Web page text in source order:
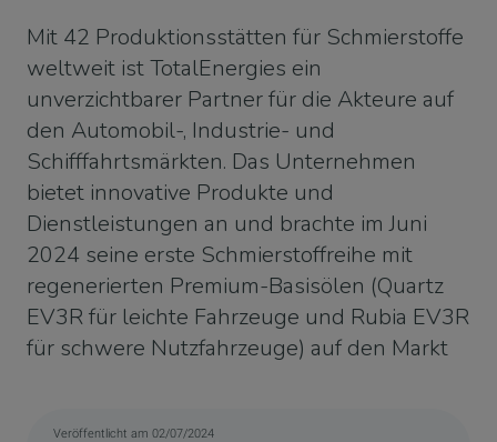
Mit 42 Produktionsstätten für Schmierstoffe
weltweit ist TotalEnergies ein
unverzichtbarer Partner für die Akteure auf
den Automobil-, Industrie- und
Schifffahrtsmärkten. Das Unternehmen
bietet innovative Produkte und
Dienstleistungen an und brachte im Juni
2024 seine erste Schmierstoffreihe mit
regenerierten Premium-Basisölen (Quartz
EV3R für leichte Fahrzeuge und Rubia EV3R
für schwere Nutzfahrzeuge) auf den Markt
Veröffentlicht am 02/07/2024